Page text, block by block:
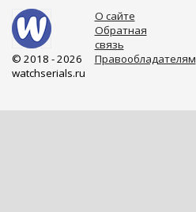
© 2018 - 2026
watchserials.ru
О сайте
Обратная
связь
Правообладателям